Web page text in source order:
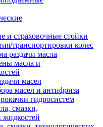
и страховочные стойки
транспортировки колес
раздачи масла
масла и
масел
масел и антифриза
гидросистем
смазки,
жидкостей